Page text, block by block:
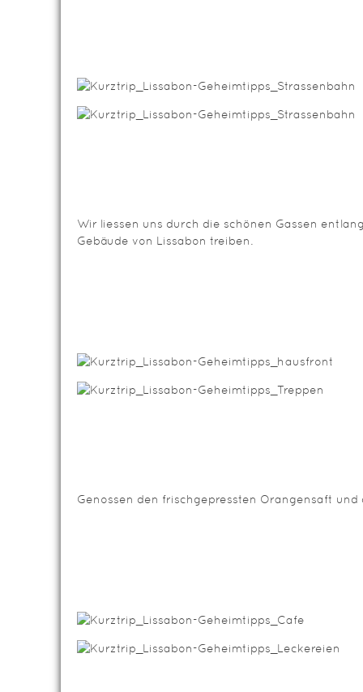
Wir liessen uns durch die schönen Gassen
Gebäude von Lissabon treiben.
Genossen den frischgepressten Orangensaft und